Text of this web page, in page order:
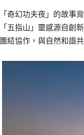
「奇幻功夫夜」的故事
「五指山」靈感源自創
團結協作，與自然和諧共